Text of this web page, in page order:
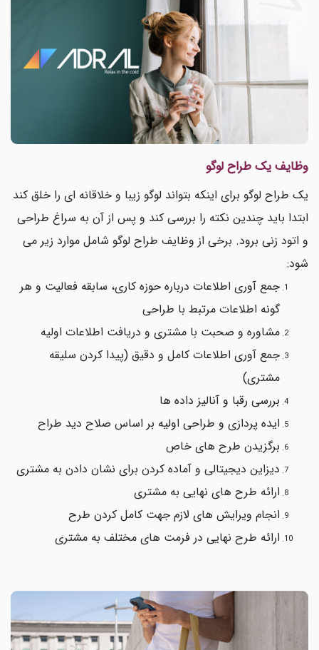
وظایف یک طراح لوگو
یک طراح لوگو برای اینکه بتواند لوگو زیبا و خلاقانه ای را خلق کند
ابتدا باید چندین نکته را بررسی کند و پس از آن به سراغ طراحی
و اتود زنی برود. برخی از وظایف طراح لوگو شامل موارد زیر می
شود:
جمع آوری اطلاعات درباره حوزه کاری، سابقه فعالیت و هر
گونه اطلاعات مرتبط با طراحی
مشاوره و صحبت با مشتری و دریافت اطلاعات اولیه
جمع آوری اطلاعات کامل و دقیق (پیدا کردن سلیقه
مشتری)
بررسی رقبا و آنالیز داده ها
ایده پردازی و طراحی اولیه بر اساس صلاح دید طراح
برگزیدن طرح های خاص
دیزاین دیجیتالی و آماده کردن برای نشان دادن به مشتری
ارائه طرح های نهایی به مشتری
انجام ویرایش های لازم جهت کامل کردن طرح
ارائه طرح نهایی در فرمت های مختلف به مشتری